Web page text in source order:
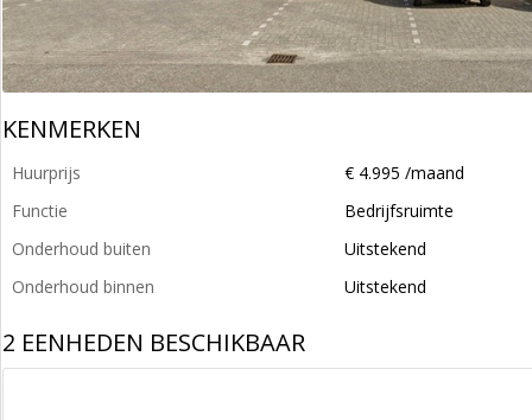
KENMERKEN
Huurprijs
€ 4.995 /maand
Functie
Bedrijfsruimte
Onderhoud buiten
Uitstekend
Onderhoud binnen
Uitstekend
2 EENHEDEN BESCHIKBAAR